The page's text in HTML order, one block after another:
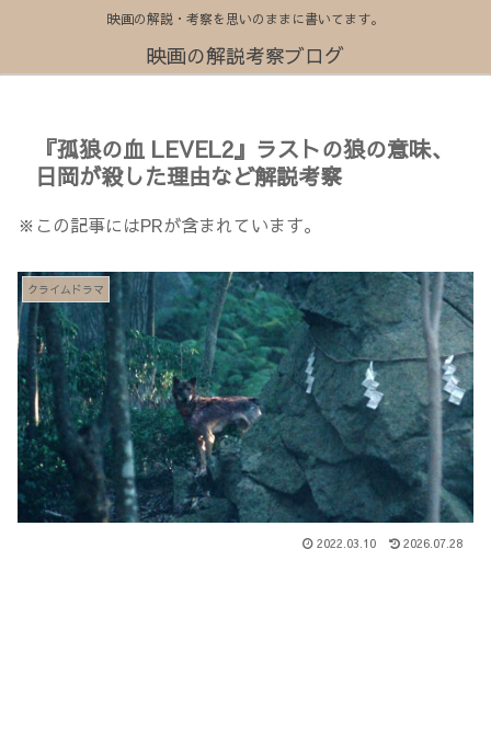
映画の解説・考察を思いのままに書いてます。
映画の解説考察ブログ
『孤狼の血 LEVEL2』ラストの狼の意味、
日岡が殺した理由など解説考察
※この記事にはPRが含まれています。
クライムドラマ
2022.03.10 2026.07.28